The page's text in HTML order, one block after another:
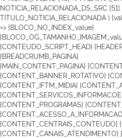
NOTICIA_RELACIONADA_DS_SRC [51]
TITULO_NOTICIA_RELACIONADA )
=> {BLOCO_NO_INDEX_value}
{CONTEUDO_SCRIPT_HEAD}
{BREADCRUMB_PAGINA}
{MAIN_CONTENT_PAGINA}
{CONTENT_BANNER_ROTATIVO}
{CONTENT_IFTM_MIDIA}
{CONTENT_PROGRAMAS}
{CONTENT_CENTRAIS_CONTEUDO}
{CONTENT_CANAIS_ATENDIMENTO}